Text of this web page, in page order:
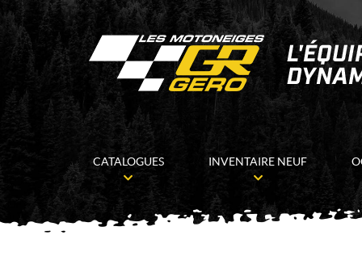
CATALOGUES INVENTAIRE NEUF